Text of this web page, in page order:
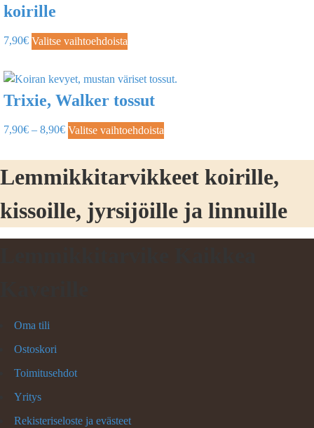
koirille
7,90€ Valitse vaihtoehdoista
Trixie, Walker tossut
7,90€ – 8,90€ Valitse vaihtoehdoista
Lemmikkitarvikkeet koirille,
kissoille, jyrsijöille ja linnuille
Oma tili
Ostoskori
Toimitusehdot
Yritys
Rekisteriseloste ja evästeet